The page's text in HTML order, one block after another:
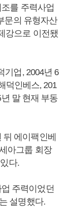
를 주력사업
문의 유형자산
강으로 이전됐
기업, 2004년 6
덕인베스, 201
말 현재 부동
뒤 에이팩인베
아그룹 회장
다.
주력이었던
설명했다.